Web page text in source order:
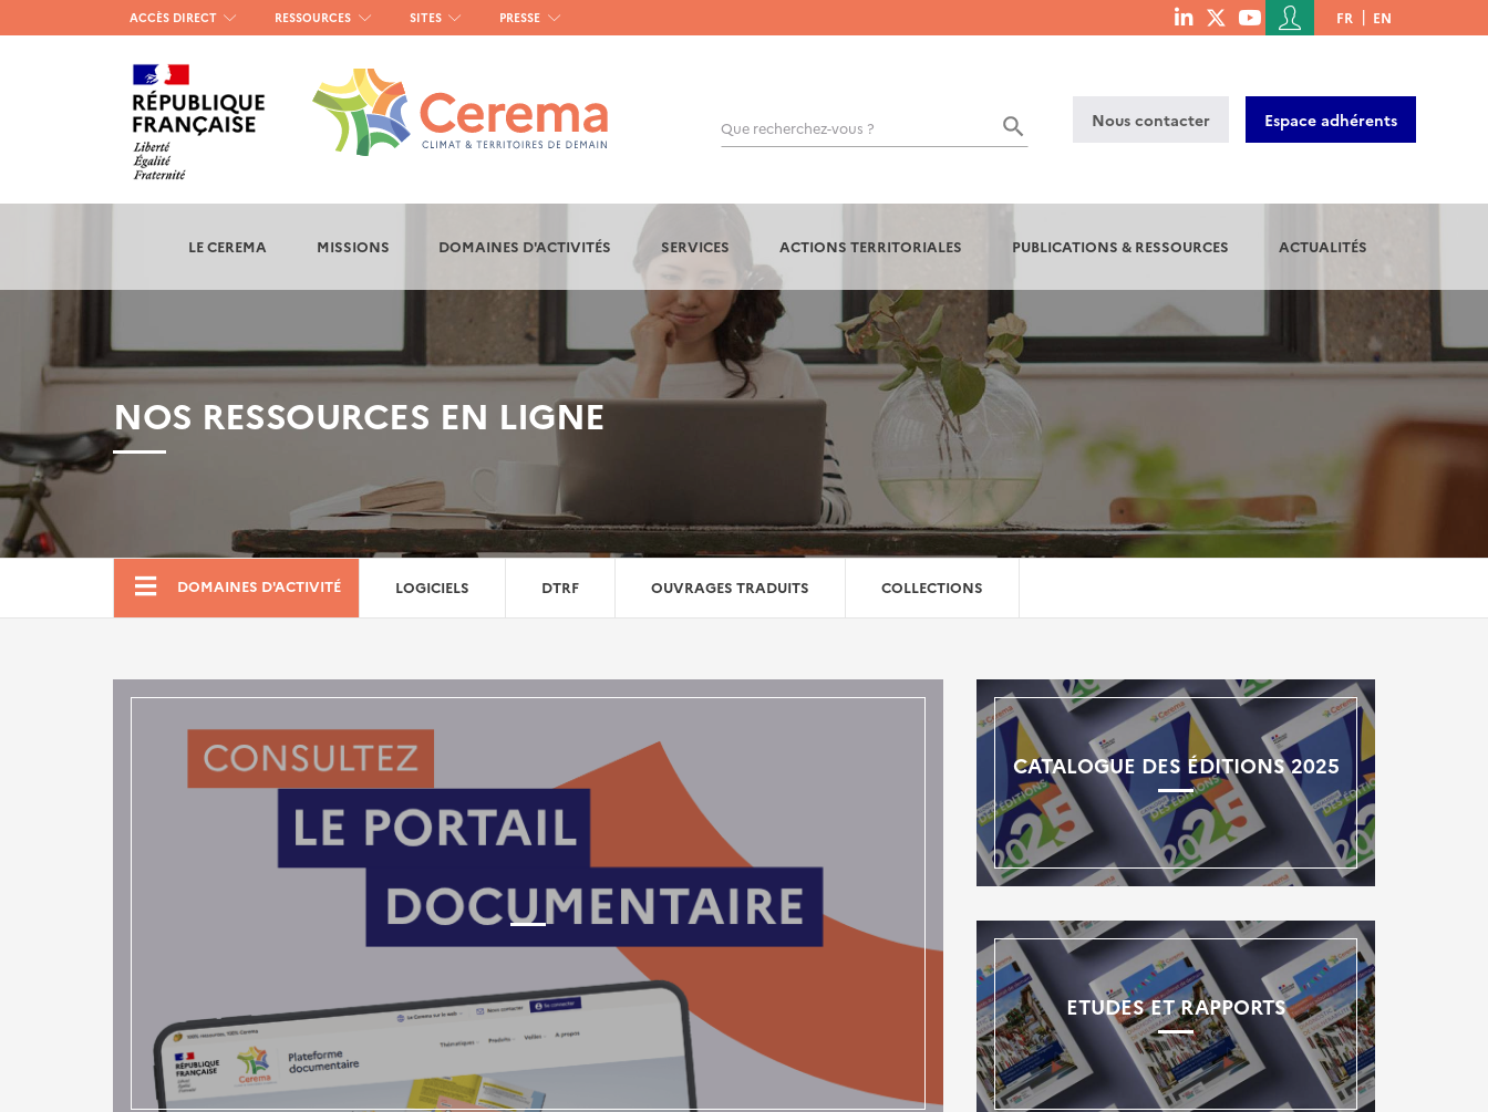
Menu
haut
gauche
ACCÈS DIRECT RESSOURCES SITES PRESSE
menu
Menu
du
de
l'utilisateur
FR EN
Que recherchez-vous ?
OK
Nous contacter Espace adhérents
LE CEREMA MISSIONS DOMAINES D'ACTIVITÉS SERVICES ACTIONS TERRITORIALES PUBLICATIONS & RESSOURCES ACTUALITÉS
NOS RESSOURCES EN LIGNE
BoutiqueDOMAINES D'ACTIVITÉ LOGICIELS DTRF OUVRAGES TRADUITS COLLECTIONS
CATALOGUE DES ÉDITIONS 2025
ETUDES ET RAPPORTS